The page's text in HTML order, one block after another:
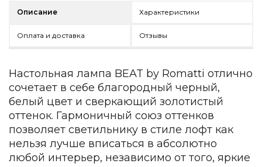
Детская мебель
Фитнес и wellness-оборудование
INTERRA — Soft Modern
ARTOPIA — Mid-Century
DAYZ — Ethno
Все коллекции мебели
Подбор, производство и комплектация по вашему
Описание Характеристики
Оплата и доставка Отзывы
Настольная лампа BEAT by Romatti отлично
сочетает в себе благородный черный,
белый цвет и сверкающий золотистый
оттенок. Гармоничный союз оттенков
позволяет светильнику в стиле лофт как
нельзя лучше вписаться в абсолютно
любой интерьер, независимо от того, яркие